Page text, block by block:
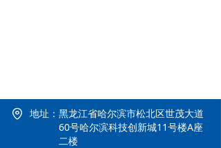
地址： 黑龙江省哈尔滨市松北区世茂大道
60号哈尔滨科技创新城11号楼A座
二楼